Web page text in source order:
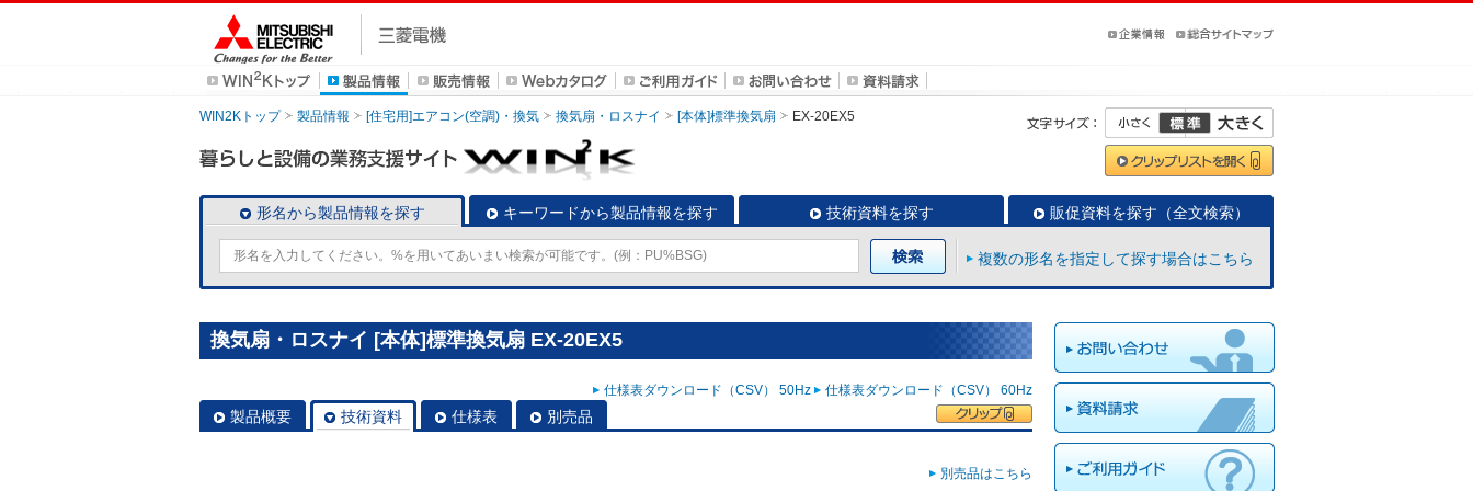
WIN2Kトップ 製品情報 [住宅用]エアコン(空調)・換気 換気扇・ロスナイ [本体]標準換気扇 EX-20EX5
形名から製品情報を探す キーワードから製品情報を探す 技術資料を探す 販促資料を探す（全文検索）
複数の形名を指定して探す場合はこちら
換気扇・ロスナイ [本体]標準換気扇 EX-20EX5
仕様表ダウンロード（CSV） 50Hz 仕様表ダウンロード（CSV） 60Hz
製品概要 技術資料 仕様表 別売品
別売品はこちら